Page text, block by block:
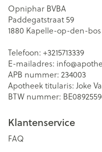
Opniphar BVBA
Paddegatstraat 59
1880 Kapelle-op-den-bos
Telefoon: +3215713339
E-mailadres: info@
APB nummer: 234003
Apotheek titularis: Joke
BTW nummer:
Klantenservice
FAQ